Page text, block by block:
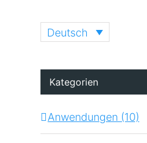
Deutsch
Kategorien
Anwendungen (10)